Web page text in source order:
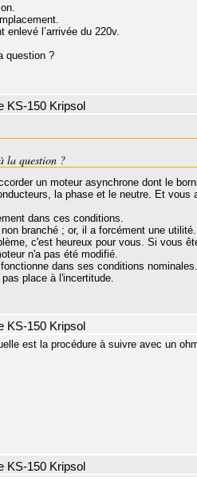
enlevé l’arrivée du 220v.
question ?
KS-150 Kripsol
la question ?
un moteur asynchrone dont le
la phase et le neutre. Et
dans ces conditions.
branché ; or, il a forcément une utilité.
c'est heureux pour vous. Si vous
n'a pas été modifié.
dans ses conditions
place à l'incertitude.
KS-150 Kripsol
est la procédure à suivre avec un
KS-150 Kripsol